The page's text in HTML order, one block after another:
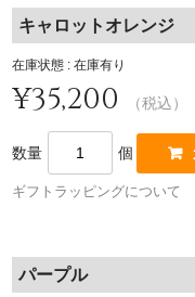
キャロットオレンジ
在庫状態 : 在庫有り
¥35,200 （税込）
数量 個
ギフトラッピングについて
パープル